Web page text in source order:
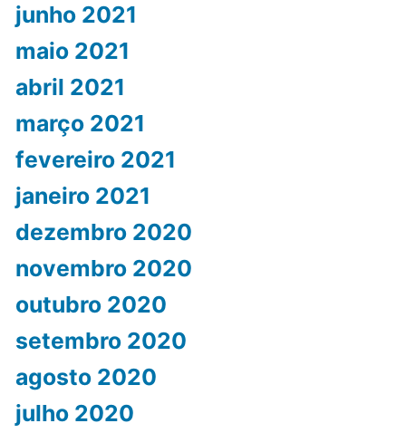
junho 2021
maio 2021
abril 2021
março 2021
fevereiro 2021
janeiro 2021
dezembro 2020
novembro 2020
outubro 2020
setembro 2020
agosto 2020
julho 2020